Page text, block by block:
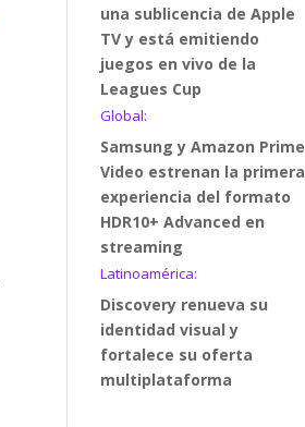
una sublicencia de Apple
TV y está emitiendo
juegos en vivo de la
Leagues Cup
Global:
Samsung y Amazon Prime
Video estrenan la primera
experiencia del formato
HDR10+ Advanced en
streaming
Latinoamérica:
Discovery renueva su
identidad visual y
fortalece su oferta
multiplataforma